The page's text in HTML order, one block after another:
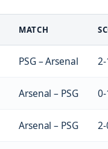
MATCH
PSG – Arsenal 2-
Arsenal – PSG 0-
Arsenal – PSG